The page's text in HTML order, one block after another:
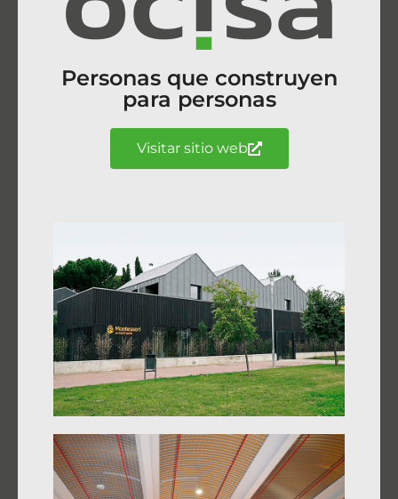
Personas que construyen
para personas
Visitar sitio web